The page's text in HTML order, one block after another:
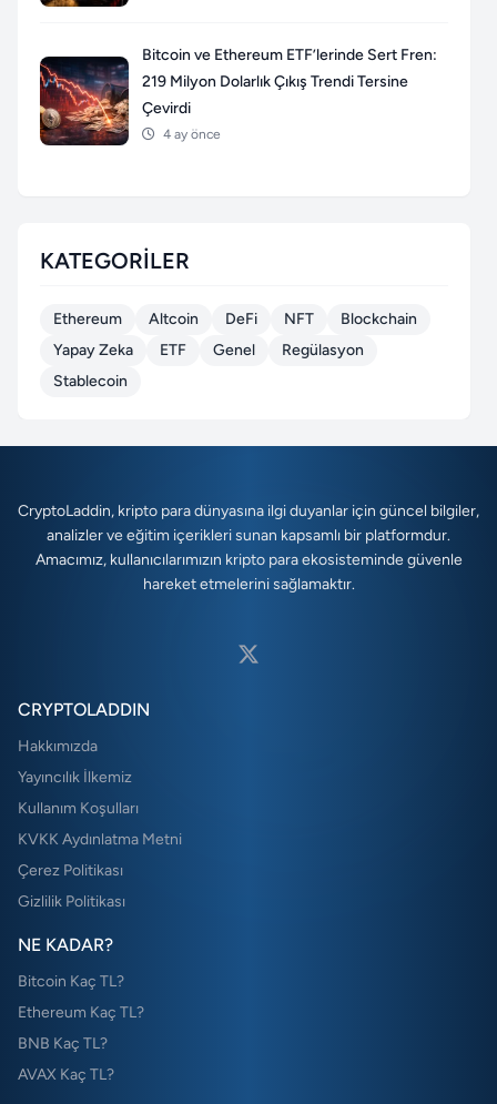
Bitcoin ve Ethereum ETF’lerinde Sert Fren:
219 Milyon Dolarlık Çıkış Trendi Tersine
Çevirdi
4 ay önce
KATEGORILER
Ethereum Altcoin DeFi NFT
Blockchain
Yapay Zeka
ETF Genel
Regülasyon
Stablecoin
CryptoLaddin, kripto para dünyasına ilgi duyanlar için güncel bilgiler,
analizler ve eğitim içerikleri sunan kapsamlı bir platformdur.
Amacımız, kullanıcılarımızın kripto para ekosisteminde güvenle
hareket etmelerini sağlamaktır.
CRYPTOLADDIN
Hakkımızda
Yayıncılık İlkemiz
Kullanım Koşulları
KVKK Aydınlatma Metni
Çerez Politikası
Gizlilik Politikası
NE KADAR?
Bitcoin Kaç TL?
Ethereum Kaç TL?
BNB Kaç TL?
AVAX Kaç TL?